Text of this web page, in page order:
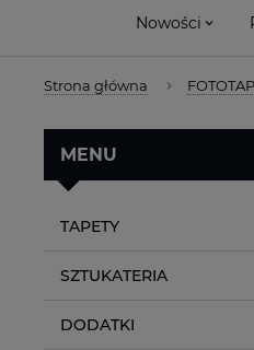
Nowości
Strona główna
MENU
TAPETY
SZTUKATERIA
DODATKI